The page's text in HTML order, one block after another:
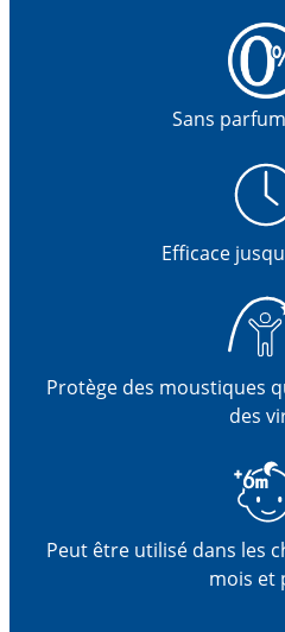
Sans
Efficace
Protège des moustiques
des
Peut être utilisé dans les
mois et